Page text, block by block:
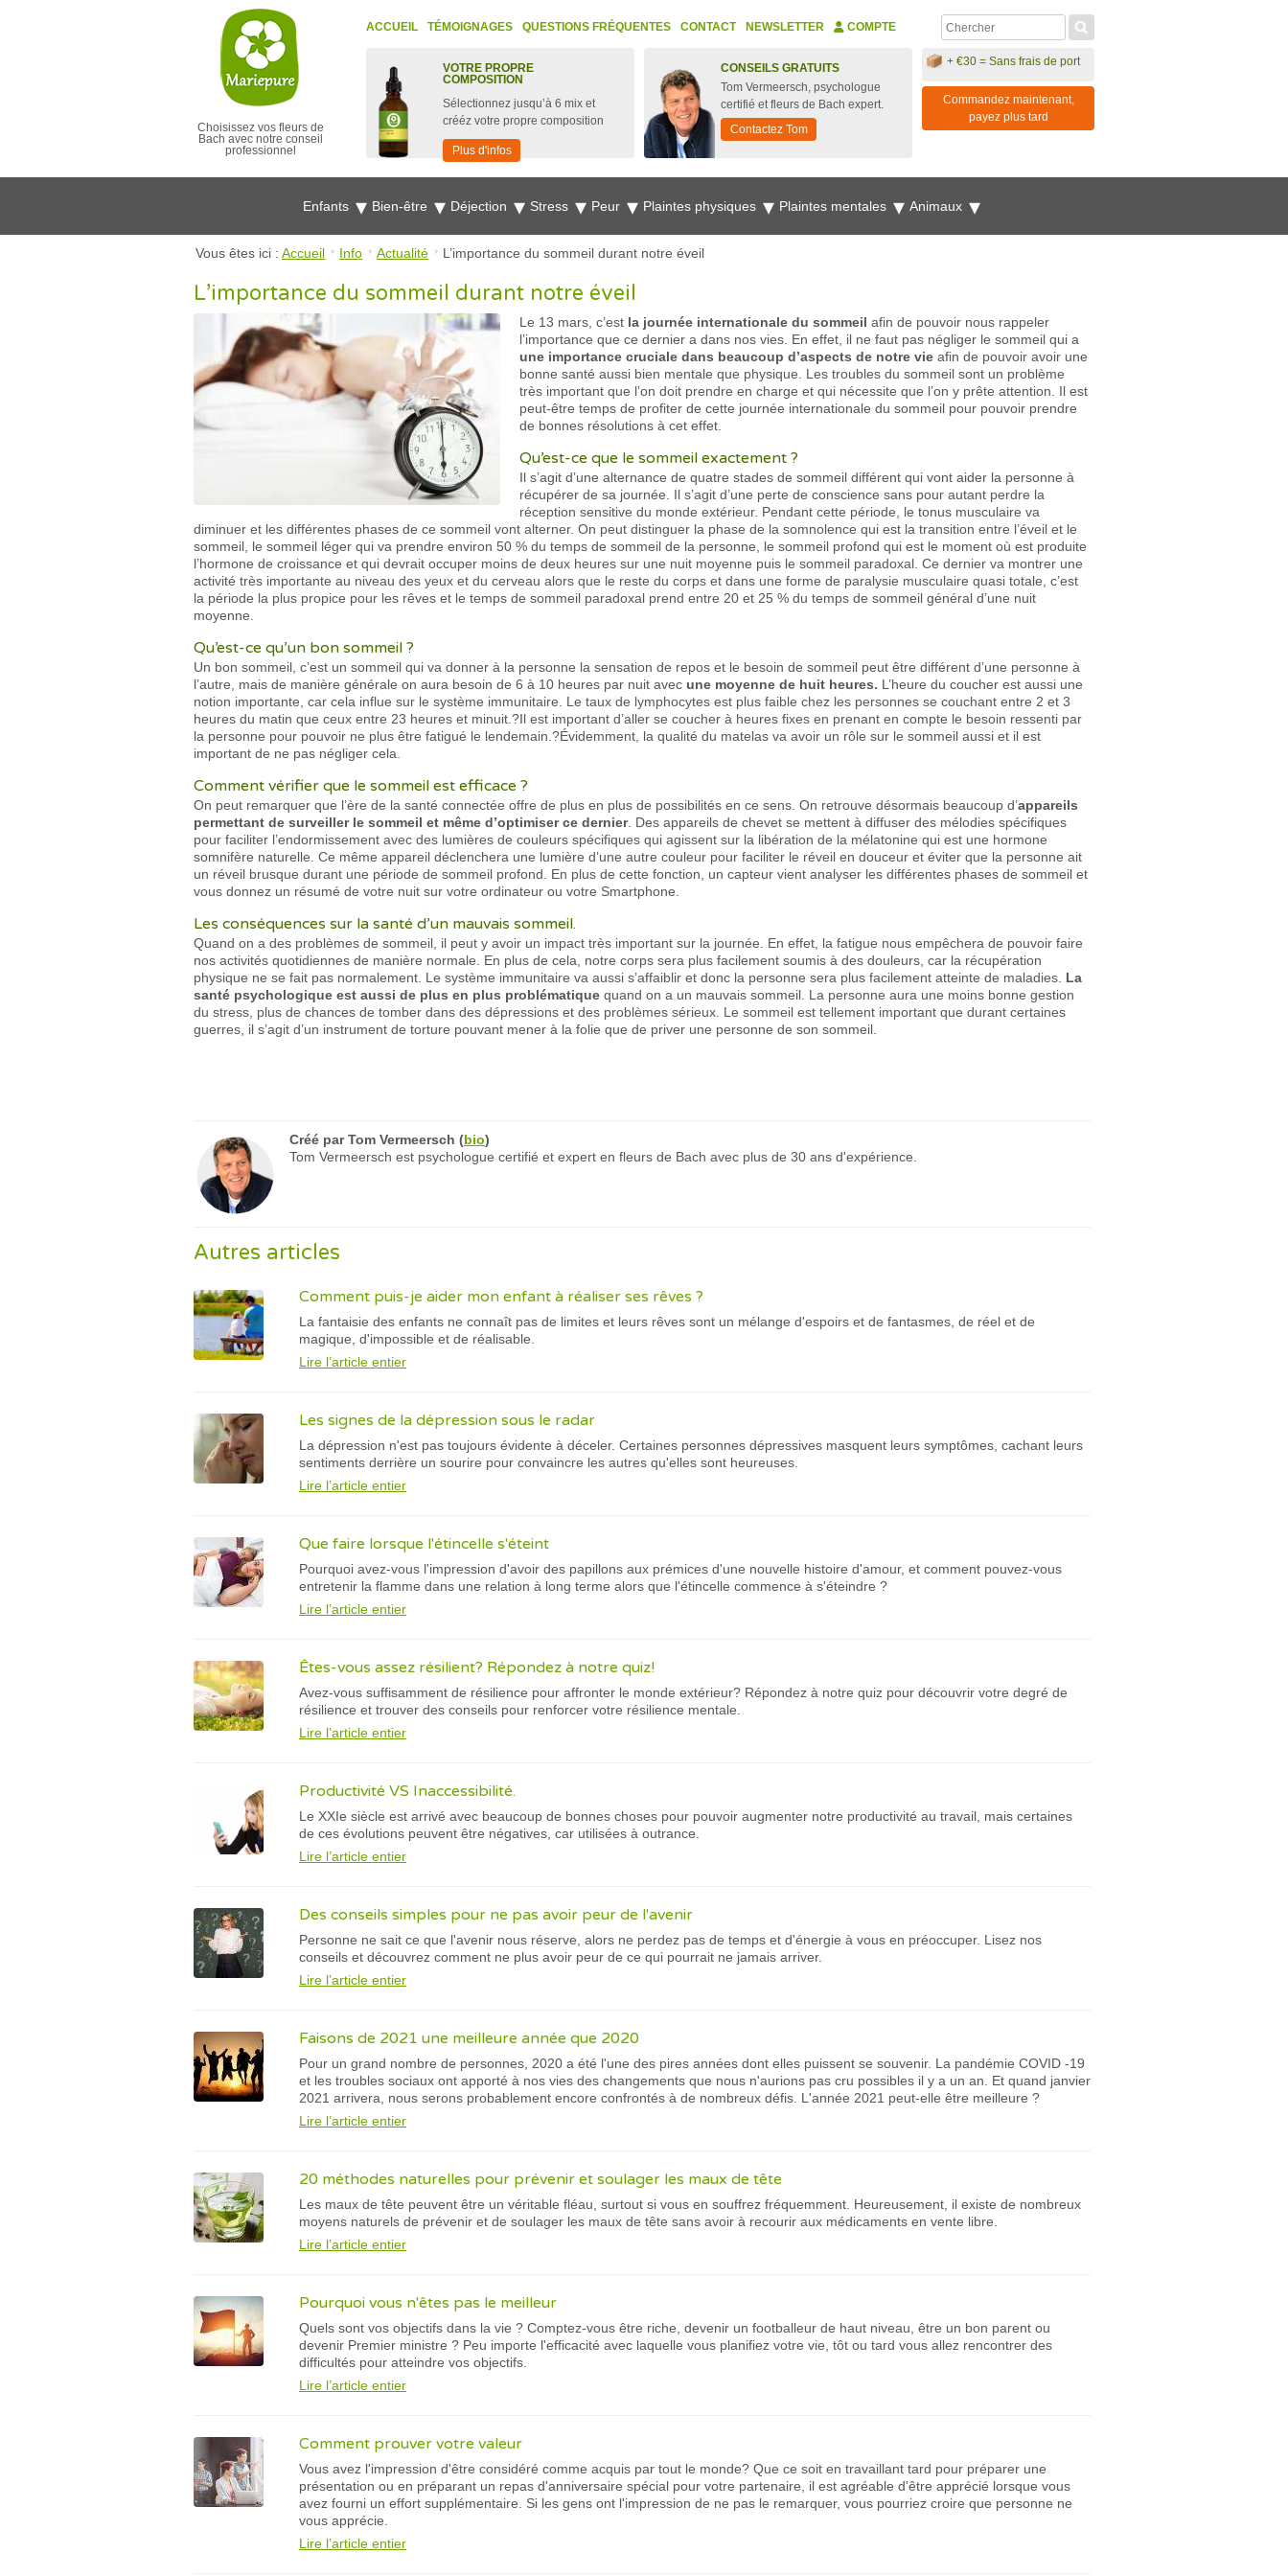
Choisissez vos fleurs de
Bach avec notre conseil
professionnel
ACCUEIL TÉMOIGNAGES QUESTIONS FRÉQUENTES CONTACT NEWSLETTER COMPTE
VOTRE PROPRE
COMPOSITION
Sélectionnez jusqu’à 6 mix et
crééz votre propre composition
Plus d'infos
CONSEILS GRATUITS
Tom Vermeersch, psychologue
certifié et fleurs de Bach expert.
Contactez Tom
+ €30 = Sans frais de port
Commandez maintenant,
payez plus tard
Enfants Bien-être Déjection Stress Peur Plaintes physiques Plaintes mentales Animaux
Vous êtes ici : Accueil Info Actualité L’importance du sommeil durant notre éveil
L’importance du sommeil durant notre éveil
Le 13 mars, c’est la journée internationale du sommeil afin de pouvoir nous rappeler
l’importance que ce dernier a dans nos vies. En effet, il ne faut pas négliger le sommeil qui a
une importance cruciale dans beaucoup d’aspects de notre vie afin de pouvoir avoir une
bonne santé aussi bien mentale que physique. Les troubles du sommeil sont un problème
très important que l’on doit prendre en charge et qui nécessite que l’on y prête attention. Il est
peut-être temps de profiter de cette journée internationale du sommeil pour pouvoir prendre
de bonnes résolutions à cet effet.
Qu’est-ce que le sommeil exactement ?
Il s’agit d’une alternance de quatre stades de sommeil différent qui vont aider la personne à
récupérer de sa journée. Il s’agit d’une perte de conscience sans pour autant perdre la
réception sensitive du monde extérieur. Pendant cette période, le tonus musculaire va
diminuer et les différentes phases de ce sommeil vont alterner. On peut distinguer la phase de la somnolence qui est la transition entre l’éveil et le
sommeil, le sommeil léger qui va prendre environ 50 % du temps de sommeil de la personne, le sommeil profond qui est le moment où est produite
l’hormone de croissance et qui devrait occuper moins de deux heures sur une nuit moyenne puis le sommeil paradoxal. Ce dernier va montrer une
activité très importante au niveau des yeux et du cerveau alors que le reste du corps et dans une forme de paralysie musculaire quasi totale, c’est
la période la plus propice pour les rêves et le temps de sommeil paradoxal prend entre 20 et 25 % du temps de sommeil général d’une nuit
moyenne.
Qu’est-ce qu’un bon sommeil ?
Un bon sommeil, c’est un sommeil qui va donner à la personne la sensation de repos et le besoin de sommeil peut être différent d’une personne à
l’autre, mais de manière générale on aura besoin de 6 à 10 heures par nuit avec une moyenne de huit heures. L’heure du coucher est aussi une
notion importante, car cela influe sur le système immunitaire. Le taux de lymphocytes est plus faible chez les personnes se couchant entre 2 et 3
heures du matin que ceux entre 23 heures et minuit.?Il est important d’aller se coucher à heures fixes en prenant en compte le besoin ressenti par
la personne pour pouvoir ne plus être fatigué le lendemain.?Évidemment, la qualité du matelas va avoir un rôle sur le sommeil aussi et il est
important de ne pas négliger cela.
Comment vérifier que le sommeil est efficace ?
On peut remarquer que l’ère de la santé connectée offre de plus en plus de possibilités en ce sens. On retrouve désormais beaucoup d’appareils
permettant de surveiller le sommeil et même d’optimiser ce dernier. Des appareils de chevet se mettent à diffuser des mélodies spécifiques
pour faciliter l’endormissement avec des lumières de couleurs spécifiques qui agissent sur la libération de la mélatonine qui est une hormone
somnifère naturelle. Ce même appareil déclenchera une lumière d’une autre couleur pour faciliter le réveil en douceur et éviter que la personne ait
un réveil brusque durant une période de sommeil profond. En plus de cette fonction, un capteur vient analyser les différentes phases de sommeil et
vous donnez un résumé de votre nuit sur votre ordinateur ou votre Smartphone.
Les conséquences sur la santé d’un mauvais sommeil.
Quand on a des problèmes de sommeil, il peut y avoir un impact très important sur la journée. En effet, la fatigue nous empêchera de pouvoir faire
nos activités quotidiennes de manière normale. En plus de cela, notre corps sera plus facilement soumis à des douleurs, car la récupération
physique ne se fait pas normalement. Le système immunitaire va aussi s’affaiblir et donc la personne sera plus facilement atteinte de maladies. La
santé psychologique est aussi de plus en plus problématique quand on a un mauvais sommeil. La personne aura une moins bonne gestion
du stress, plus de chances de tomber dans des dépressions et des problèmes sérieux. Le sommeil est tellement important que durant certaines
guerres, il s’agit d’un instrument de torture pouvant mener à la folie que de priver une personne de son sommeil.
Créé parTom Vermeersch (bio)
Tom Vermeersch est psychologue certifié et expert en fleurs de Bach avec plus de 30 ans d'expérience.
Autres articles
Comment puis-je aider mon enfant à réaliser ses rêves ?
La fantaisie des enfants ne connaît pas de limites et leurs rêves sont un mélange d'espoirs et de fantasmes, de réel et de
magique, d'impossible et de réalisable.
Lire l’article entier
Les signes de la dépression sous le radar
La dépression n'est pas toujours évidente à déceler. Certaines personnes dépressives masquent leurs symptômes, cachant leurs
sentiments derrière un sourire pour convaincre les autres qu'elles sont heureuses.
Lire l’article entier
Que faire lorsque l'étincelle s'éteint
Pourquoi avez-vous l'impression d'avoir des papillons aux prémices d'une nouvelle histoire d'amour, et comment pouvez-vous
entretenir la flamme dans une relation à long terme alors que l'étincelle commence à s'éteindre ?
Lire l’article entier
Êtes-vous assez résilient? Répondez à notre quiz!
Avez-vous suffisamment de résilience pour affronter le monde extérieur? Répondez à notre quiz pour découvrir votre degré de
résilience et trouver des conseils pour renforcer votre résilience mentale.
Lire l’article entier
Productivité VS Inaccessibilité.
Le XXIe siècle est arrivé avec beaucoup de bonnes choses pour pouvoir augmenter notre productivité au travail, mais certaines
de ces évolutions peuvent être négatives, car utilisées à outrance.
Lire l’article entier
Des conseils simples pour ne pas avoir peur de l'avenir
Personne ne sait ce que l'avenir nous réserve, alors ne perdez pas de temps et d'énergie à vous en préoccuper. Lisez nos
conseils et découvrez comment ne plus avoir peur de ce qui pourrait ne jamais arriver.
Lire l’article entier
Faisons de 2021 une meilleure année que 2020
Pour un grand nombre de personnes, 2020 a été l'une des pires années dont elles puissent se souvenir. La pandémie COVID -19
et les troubles sociaux ont apporté à nos vies des changements que nous n'aurions pas cru possibles il y a un an. Et quand janvier
2021 arrivera, nous serons probablement encore confrontés à de nombreux défis. L'année 2021 peut-elle être meilleure ?
Lire l’article entier
20 méthodes naturelles pour prévenir et soulager les maux de tête
Les maux de tête peuvent être un véritable fléau, surtout si vous en souffrez fréquemment. Heureusement, il existe de nombreux
moyens naturels de prévenir et de soulager les maux de tête sans avoir à recourir aux médicaments en vente libre.
Lire l’article entier
Pourquoi vous n'êtes pas le meilleur
Quels sont vos objectifs dans la vie ? Comptez-vous être riche, devenir un footballeur de haut niveau, être un bon parent ou
devenir Premier ministre ? Peu importe l'efficacité avec laquelle vous planifiez votre vie, tôt ou tard vous allez rencontrer des
difficultés pour atteindre vos objectifs.
Lire l’article entier
Comment prouver votre valeur
Vous avez l'impression d'être considéré comme acquis par tout le monde? Que ce soit en travaillant tard pour préparer une
présentation ou en préparant un repas d'anniversaire spécial pour votre partenaire, il est agréable d'être apprécié lorsque vous
avez fourni un effort supplémentaire. Si les gens ont l'impression de ne pas le remarquer, vous pourriez croire que personne ne
vous apprécie.
Lire l’article entier